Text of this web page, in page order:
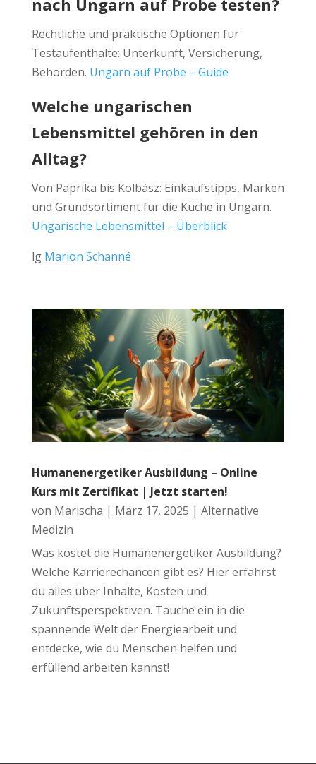
nach Ungarn auf Probe testen?
Rechtliche und praktische Optionen für
Testaufenthalte: Unterkunft, Versicherung,
Behörden. Ungarn auf Probe – Guide
Welche ungarischen
Lebensmittel gehören in den
Alltag?
Von Paprika bis Kolbász: Einkaufstipps, Marken
und Grundsortiment für die Küche in Ungarn.
Ungarische Lebensmittel – Überblick
lg Marion Schanné
Humanenergetiker Ausbildung – Online
Kurs mit Zertifikat | Jetzt starten!
von Marischa | März 17, 2025 | Alternative
Medizin
Was kostet die Humanenergetiker Ausbildung?
Welche Karrierechancen gibt es? Hier erfährst
du alles über Inhalte, Kosten und
Zukunftsperspektiven. Tauche ein in die
spannende Welt der Energiearbeit und
entdecke, wie du Menschen helfen und
erfüllend arbeiten kannst!